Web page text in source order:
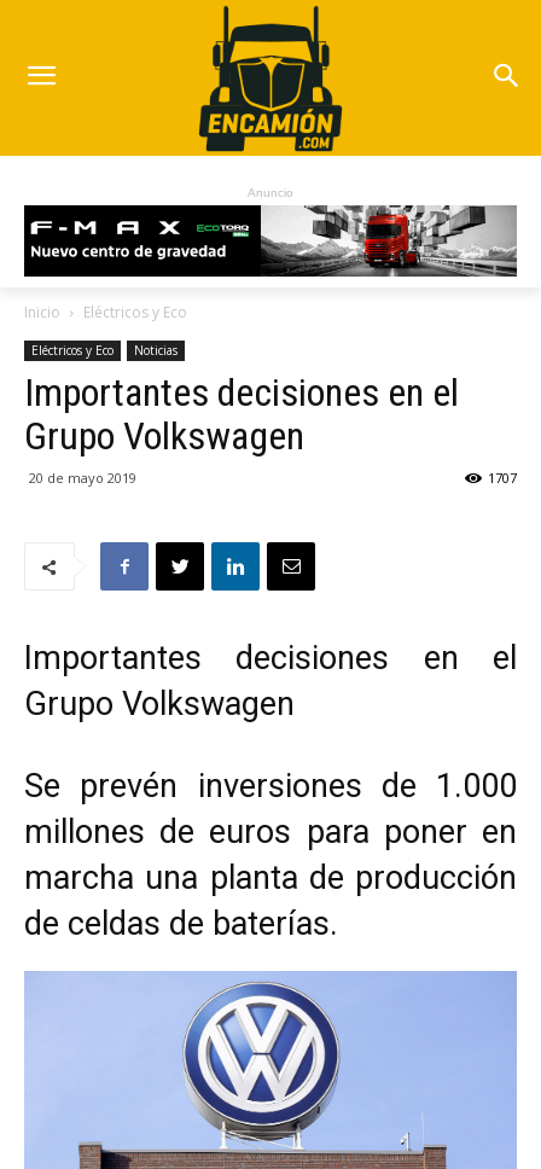
Anuncio
Inicio Eléctricos y Eco
Eléctricos y Eco Noticias
Importantes decisiones en el
Grupo Volkswagen
20 de mayo 2019 1707
Importantes decisiones en el
Grupo Volkswagen
Se prevén inversiones de 1.000
millones de euros para poner en
marcha una planta de producción
de celdas de baterías.